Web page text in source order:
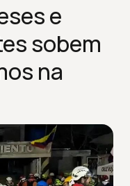
e
sobem
na